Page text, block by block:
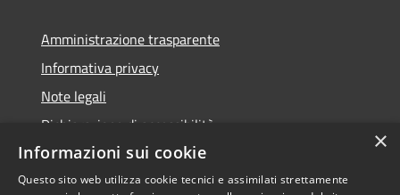
Amministrazione trasparente
Informativa privacy
Note legali
Dichiarazione di accessibilità
×
Informazioni sui cookie
Questo sito web utilizza cookie tecnici e assimilati strettamente